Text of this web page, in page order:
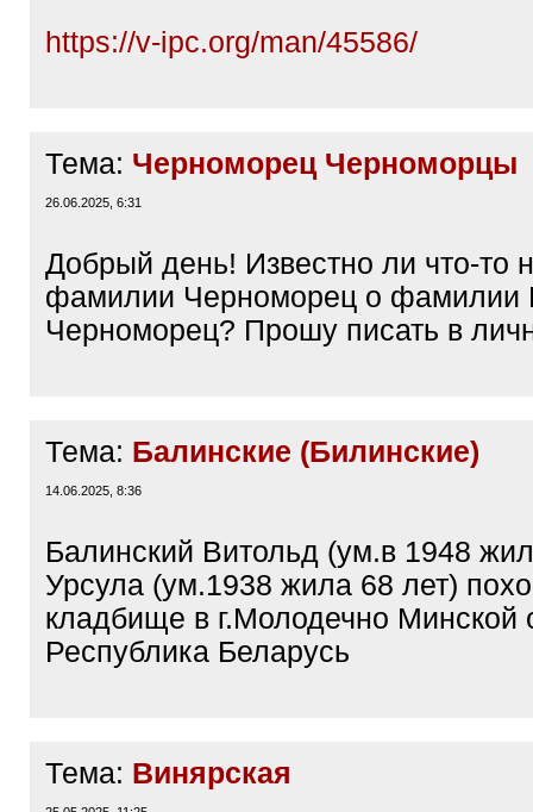
https://v-ipc.org/man/45586/
Тема: Черноморец Черноморцы
26.06.2025, 6:31
Добрый день! Известно ли что-то
фамилии Черноморец о фамилии
Черноморец? Прошу писать в
Тема: Балинские (Билинские)
14.06.2025, 8:36
Балинский Витольд (ум.в 1948
Урсула (ум.1938 жила 68 лет)
кладбище в г.Молодечно Минской
Республика Беларусь
Тема: Винярская